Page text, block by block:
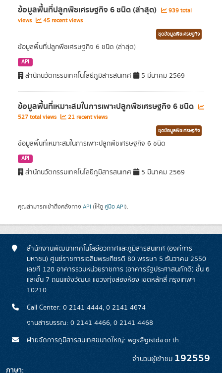
ข้อมูลพื้นที่ปลูกพืชเศรษฐกิจ 6 ชนิด (ล่าสุด)
939 total
views
45 recent views
ชุดข้อมูลพืชเศรษฐกิจ
ข้อมูลพื้นที่ปลูกพืชเศรษฐกิจ 6 ชนิด (ล่าสุด)
API
สำนักนวัตกรรมเทคโนโลยีภูมิสารสนเทศ 5 มีนาคม 2569
ข้อมูลพื้นที่เหมาะสมในการเพาะปลูกพืชเศรษฐกิจ 6 ชนิด
527 total views 21 recent views
ชุดข้อมูลพืชเศรษฐกิจ
ข้อมูลพื้นที่เหมาะสมในการเพาะปลูกพืชเศรษฐกิจ 6 ชนิด
API
สำนักนวัตกรรมเทคโนโลยีภูมิสารสนเทศ 5 มีนาคม 2569
คุณสามารถเข้าถึงคลังทาง API (ให้ดู คู่มือ API).
สำนักงานพัฒนาเทคโนโลยีอวกาศและภูมิสารสนเทศ (องค์การ
มหาชน) ศูนย์ราชการเฉลิมพระเกียรติ 80 พรรษา 5 ธันวาคม 2550
เลขที่ 120 อาคารรวมหน่วยราชการ (อาคารรัฐประศาสนภักดี) ชั้น 6
และชั้น 7 ถนนแจ้งวัฒนะ แขวงทุ่งสองห้อง เขตหลักสี่ กรุงเทพฯ
10210
Call Center: 0 2141 4444, 0 2141 4674
งานสารบรรณ: 0 2141 4466, 0 2141 4468
ฝ่ายจัดการภูมิสารสนเทศขนาดใหญ่: wgs@gistda.or.th
จำนวนผู้เข้าชม 192559
ภาษา